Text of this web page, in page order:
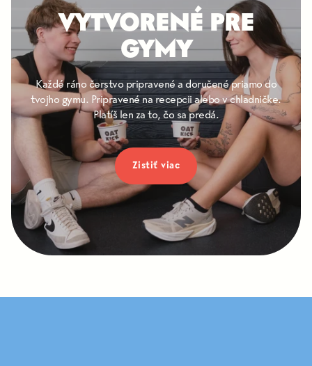
VYTVORENÉ PRE
GYMY
Každé ráno čerstvo pripravené a doručené priamo do
tvojho gymu. Pripravené na recepcii alebo v chladničke.
Platíš len za to, čo sa predá.
Zistiť viac